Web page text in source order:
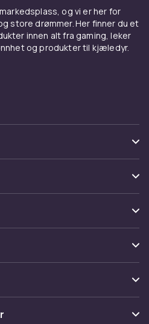
og vi er her for
store drømmer. Her finner du et
innen alt fra gaming, leker
og produkter til kjæledyr.